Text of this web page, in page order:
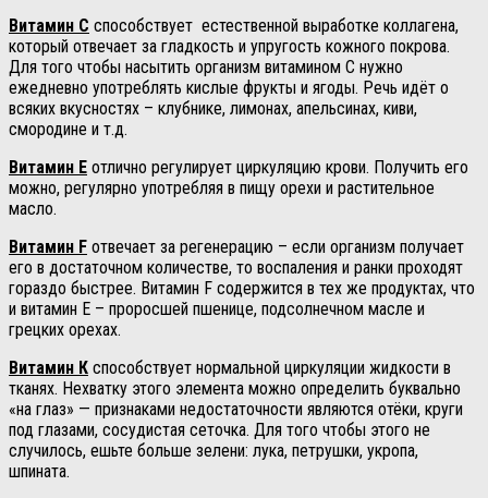
Витамин С способствует естественной выработке коллагена,
который отвечает за гладкость и упругость кожного покрова.
Для того чтобы насытить организм витамином С нужно
ежедневно употреблять кислые фрукты и ягоды. Речь идёт о
всяких вкусностях – клубнике, лимонах, апельсинах, киви,
смородине и т.д.
Витамин Е отлично регулирует циркуляцию крови. Получить его
можно, регулярно употребляя в пищу орехи и растительное
масло.
Витамин F отвечает за регенерацию – если организм получает
его в достаточном количестве, то воспаления и ранки проходят
гораздо быстрее. Витамин F содержится в тех же продуктах, что
и витамин Е – проросшей пшенице, подсолнечном масле и
грецких орехах.
Витамин К способствует нормальной циркуляции жидкости в
тканях. Нехватку этого элемента можно определить буквально
«на глаз» — признаками недостаточности являются отёки, круги
под глазами, сосудистая сеточка. Для того чтобы этого не
случилось, ешьте больше зелени: лука, петрушки, укропа,
шпината.